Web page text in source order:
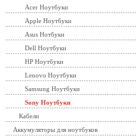
Acer Ноутбуки
Apple Ноутбуки
Asus Нотбуки
Dell Ноутбуки
HP Ноутбуки
Lenovo Ноутбуки
Samsung Ноутбуки
Sony Ноутбуки
Кабели
Аккумуляторы для ноутбуков